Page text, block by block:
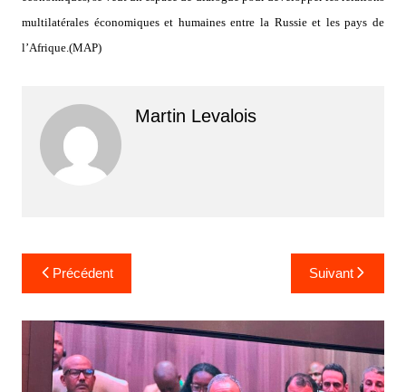
multilatérales économiques et humaines entre la Russie et les pays de
l’Afrique.(MAP)
Martin Levalois
Navigation
de
l’article
Précédent Suivant